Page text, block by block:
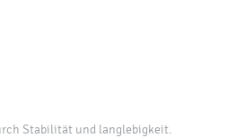
Stabilität und langlebigkeit.